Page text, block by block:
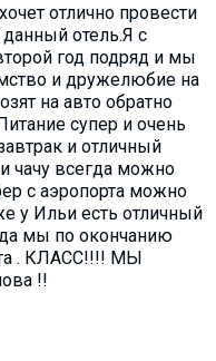
отлично провести
отель.Я с
год подряд и мы
и дружелюбие на
на авто обратно
супер и очень
и отличный
чачу всегда можно
с аэропорта можно
у Ильи есть отличный
мы по окончанию
. КЛАСС!!!! МЫ
!!